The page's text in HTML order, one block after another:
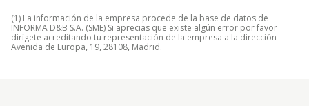
(1) La información de la empresa procede de la base de datos de
INFORMA D&B S.A. (SME) Si aprecias que existe algún error por favor
dirígete acreditando tu representación de la empresa a la dirección
Avenida de Europa, 19, 28108, Madrid.